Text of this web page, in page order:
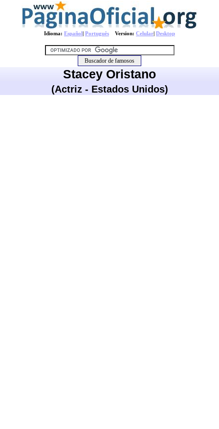
Idioma: Español| Português Version: Celular| Desktop
Stacey Oristano
(Actriz - Estados Unidos)